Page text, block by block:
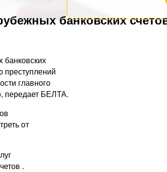
банковских
банковских
преступлений
главного
передает БЕЛТА.
от
.